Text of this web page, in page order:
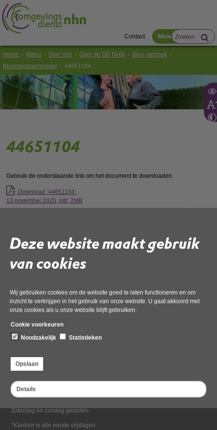
Deze website maakt gebruik
van cookies
Wij gebruiken cookies om de website goed te laten functioneren en om
inzicht te verkrijgen in het gebruik van onze website. U gaat akkoord met
onze cookies als u onze website blijft gebruiken.
Cookie voorkeuren
Noodzakelijk
Statistieken
Opslaan
Details
Contact Menu
Home Menu Over ons Over de OD NHN
Woo-verzoek
Bloemendalerpolder
44651104
44651104
Gebruik de onderstaande link om het document te downloaden.
Download ‘44651104’,
13 november 2025, pdf, 2MB
Bezoekadres
Dampten 2, 1624 NR Hoorn
Postbus 2095, 1620 EB Hoorn
Openingstijden kantoor
Maandag tot en met vrijdag*
van 08:00 tot 16:30
Zaterdag en zondag gesloten
*Kantoor is alle eerste vrijdagen